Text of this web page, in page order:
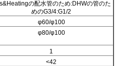
の配水管のため:DHWの管のた
めのG3/4:G1/2
φ60/φ100
φ80/φ100
1
<42